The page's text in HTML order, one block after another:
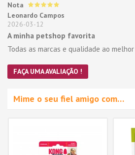
Nota
Leonardo Campos
2026-03-12
A minha petshop favorita
Todas as marcas e qualidade ao
FAÇA UMA AVALIAÇÃO !
Mime o seu fiel amigo com…